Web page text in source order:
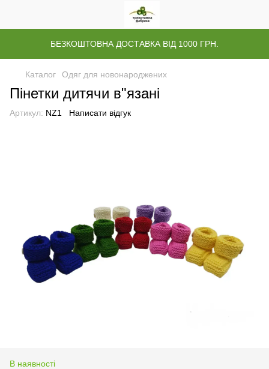
БЕЗКОШТОВНА ДОСТАВКА ВІД 1000 ГРН.
Каталог Одяг для новонароджених
Пінетки дитячи в"язані
Артикул: NZ1 Написати відгук
В наявності